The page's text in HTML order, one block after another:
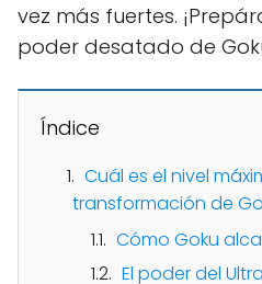
vez más fuertes.
poder desatado de
Índice
Cuál es el nivel
transformación de
Cómo Goku
El poder del